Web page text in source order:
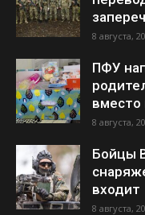
8 августа,
ПФУ
8 августа,
Бойцы
входит
8 августа,